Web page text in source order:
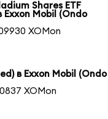
Shares ETF
Exxon Mobil (Ondo
XOMon
в Exxon Mobil (Ondo
XOMon